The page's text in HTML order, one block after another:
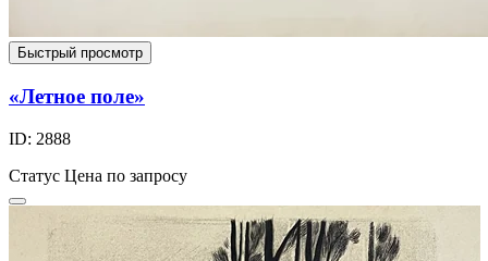
Быстрый просмотр
«Летное поле»
ID: 2888
Статус Цена по запросу